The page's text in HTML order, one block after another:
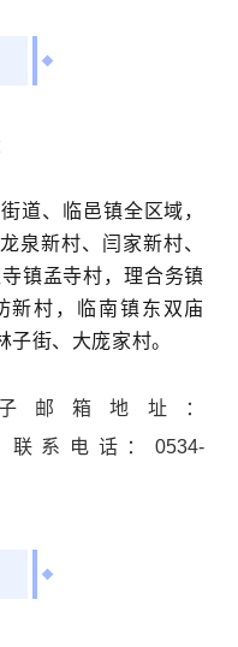
道、临邑镇全区域，
泉新村、闫家新村、
镇孟寺村，理合务镇
新村，临南镇东双庙
街、大庞家村。
邮箱地址：
；联系电话：0534-